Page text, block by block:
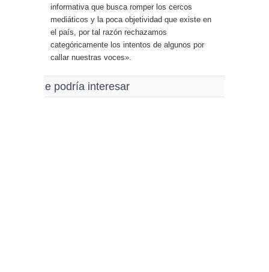
informativa que busca romper los cercos
mediáticos y la poca objetividad que existe en
el país, por tal razón rechazamos
categóricamente los intentos de algunos por
callar nuestras voces».
Le podría interesar